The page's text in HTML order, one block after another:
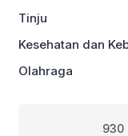
Tinju
Kesehatan dan
Olahraga
930